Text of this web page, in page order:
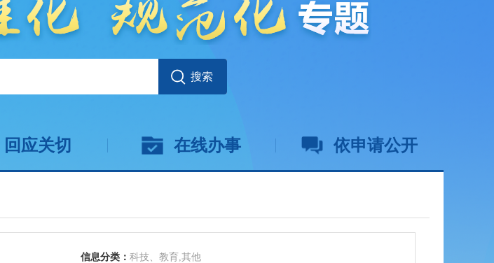
回应关切 在线办事 依申请公开
信息分类： 科技、教育,其他